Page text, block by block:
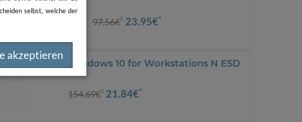
97.56€* 23.95€*
Windows 10 for Workstations N ESD
154.69€* 21.84€*
selbst, welche der
akzeptieren